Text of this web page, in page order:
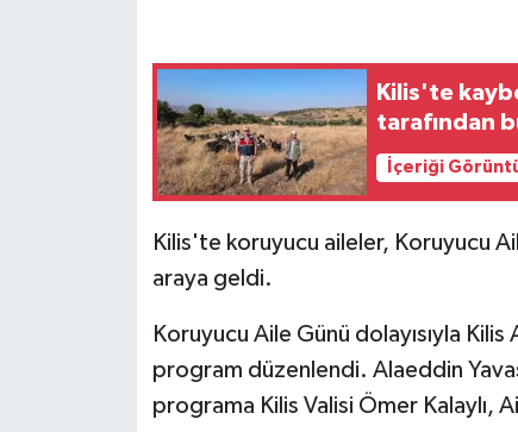
Kilis'te
tarafından
İçeriği
Kilis'te koruyucu aileler, Koruyucu
araya geldi.
Koruyucu Aile Günü dolayısıyla
program düzenlendi. Alaeddin
programa Kilis Valisi Ömer Kalaylı,
HABERDE İNSAN
Jandarma